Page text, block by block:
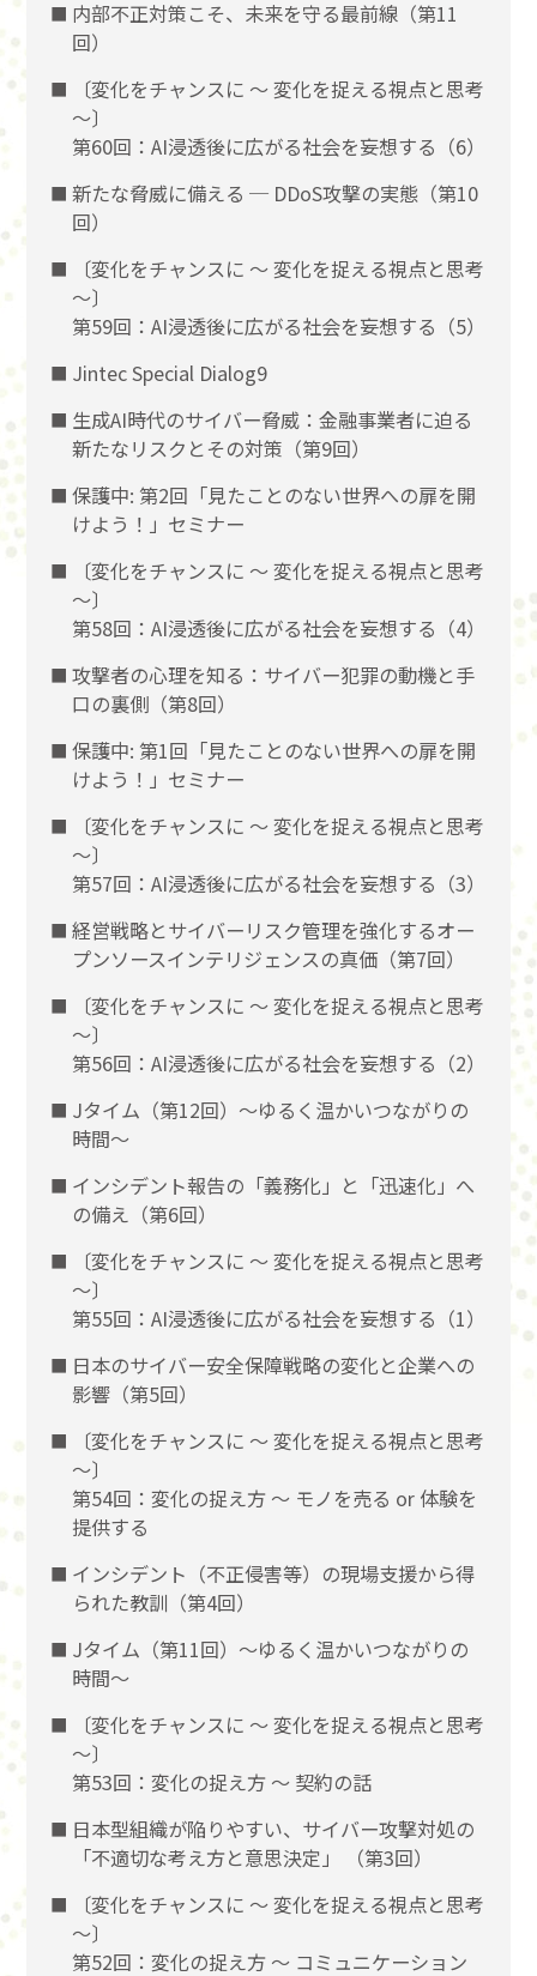
内部不正対策こそ、未来を守る最前線（第11
回）
〔変化をチャンスに 〜 変化を捉える視点と思考
〜〕
第60回：AI浸透後に広がる社会を妄想する（6）
新たな脅威に備える ─ DDoS攻撃の実態（第10
回）
〔変化をチャンスに 〜 変化を捉える視点と思考
〜〕
第59回：AI浸透後に広がる社会を妄想する（5）
Jintec Special Dialog9
生成AI時代のサイバー脅威：金融事業者に迫る
新たなリスクとその対策（第9回）
保護中: 第2回「見たことのない世界への扉を開
けよう！」セミナー
〔変化をチャンスに 〜 変化を捉える視点と思考
〜〕
第58回：AI浸透後に広がる社会を妄想する（4）
攻撃者の心理を知る：サイバー犯罪の動機と手
口の裏側（第8回）
保護中: 第1回「見たことのない世界への扉を開
けよう！」セミナー
〔変化をチャンスに 〜 変化を捉える視点と思考
〜〕
第57回：AI浸透後に広がる社会を妄想する（3）
経営戦略とサイバーリスク管理を強化するオー
プンソースインテリジェンスの真価（第7回）
〔変化をチャンスに 〜 変化を捉える視点と思考
〜〕
第56回：AI浸透後に広がる社会を妄想する（2）
Jタイム（第12回）～ゆるく温かいつながりの
時間～
インシデント報告の「義務化」と「迅速化」へ
の備え（第6回）
〔変化をチャンスに 〜 変化を捉える視点と思考
〜〕
第55回：AI浸透後に広がる社会を妄想する（1）
日本のサイバー安全保障戦略の変化と企業への
影響（第5回）
〔変化をチャンスに 〜 変化を捉える視点と思考
〜〕
第54回：変化の捉え方 〜 モノを売る or 体験を
提供する
インシデント（不正侵害等）の現場支援から得
られた教訓（第4回）
Jタイム（第11回）～ゆるく温かいつながりの
時間～
〔変化をチャンスに 〜 変化を捉える視点と思考
〜〕
第53回：変化の捉え方 〜 契約の話
日本型組織が陥りやすい、サイバー攻撃対処の
「不適切な考え方と意思決定」 （第3回）
〔変化をチャンスに 〜 変化を捉える視点と思考
〜〕
第52回：変化の捉え方 〜 コミュニケーション